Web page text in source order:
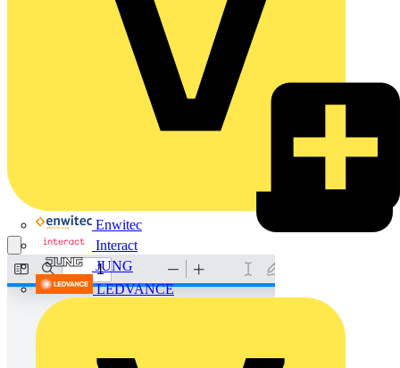
Enwitec
Interact
JUNG
LEDVANCE